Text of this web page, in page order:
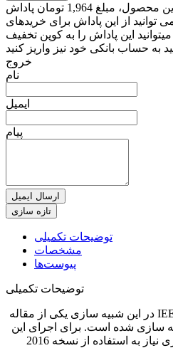
در صورت خرید 1 عدد از این محصول، مبلغ 1,964 تومان پاداش
توانید از این پاداش برای خریدهای
این پاداش را به کوپن تخفیف
خروج
نام
ایمیل
پیام
ارسال ایمیل
توضیحات تکمیلی
مشخصات
پیوست‌ها
توضیحات تکمیلی
در این شبیه سازی یکی از مقاله IEEE Transaction مربوط به 2015
سازی شده است. برای اجرای این